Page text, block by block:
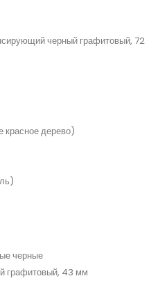
черный графитовый, 72
красное дерево)
черные
графитовый, 43 мм